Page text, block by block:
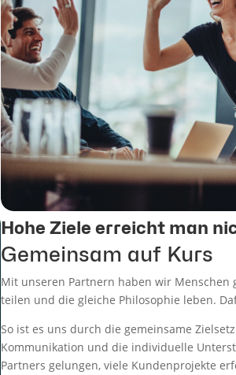
Hohe Ziele erreicht man
Gemeinsam auf Kurs
Mit unseren Partnern haben wir Menschen
teilen und die gleiche Philosophie leben.
So ist es uns durch die gemeinsame
Kommunikation und die individuelle
Partners gelungen, viele Kundenprojekte